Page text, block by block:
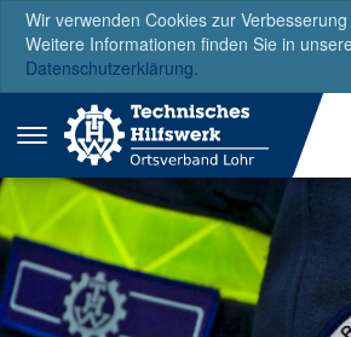
Wir verwenden Cookies zur
Weitere Informationen finden Sie in
Datenschutzerklärung.
Menü
ausklappen